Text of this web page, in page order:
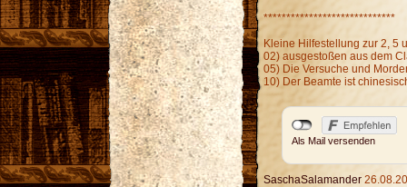
*****************************
Kleine Hilfestellung zur 2, 5
02) ausgestoßen aus dem
05) Die Versuche und
10) Der Beamte ist
Als Mail versenden
SaschaSalamander